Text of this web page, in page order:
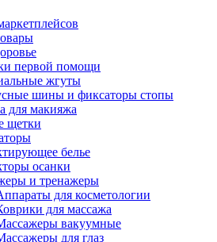
первой помощи
жгуты
шины и фиксаторы стопы
для макияжа
щетки
белье
осанки
и тренажеры
для косметологии
для массажа
вакуумные
для глаз